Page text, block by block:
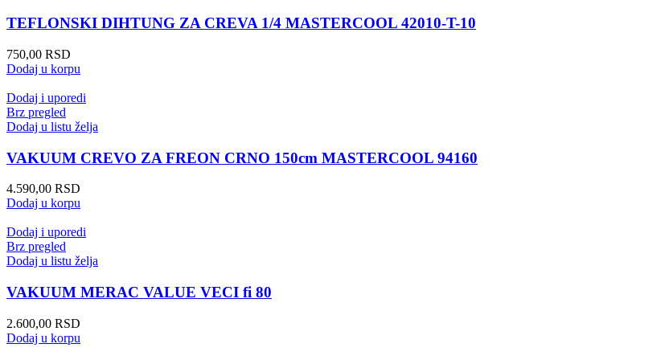
TEFLONSKI DIHTUNG ZA CREVA 1/4 MASTERCOOL 42010-T-10
750,00 RSD
Dodaj u korpu
Dodaj i uporedi
Brz pregled
Dodaj u listu želja
VAKUUM CREVO ZA FREON CRNO 150cm MASTERCOOL 94160
4.590,00 RSD
Dodaj u korpu
Dodaj i uporedi
Brz pregled
Dodaj u listu želja
VAKUUM MERAC VALUE VECI fi 80
2.600,00 RSD
Dodaj u korpu